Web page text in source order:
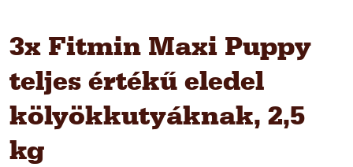
3x Fitmin Maxi Puppy
teljes értékű eledel
kölyökkutyáknak, 2,5
kg